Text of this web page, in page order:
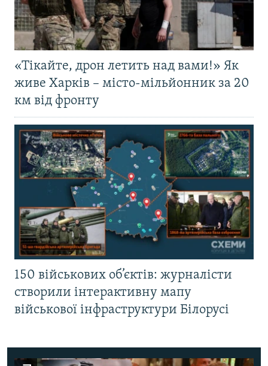
«Тікайте, дрон летить над вами!» Як
живе Харків – місто-мільйонник за 20
км від фронту
150 військових об’єктів: журналісти
створили інтерактивну мапу
військової інфраструктури Білорусі